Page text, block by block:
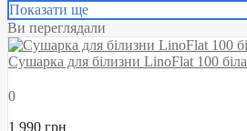
Показати ще
Ви переглядали
Сушарка для білизни LinoFlat 100 біла
0
1 990 грн